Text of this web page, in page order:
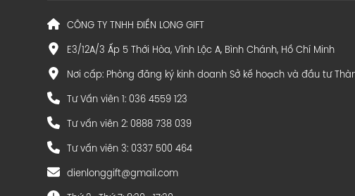
CÔNG TY TNHH ĐIỀN LONG GIFT
E3/12A/3 Ấp 5 Thới Hòa, Vĩnh Lộc A, Bình Chánh, Hồ Chí Minh
Nơi cấp: Phòng đăng ký kinh doanh Sở kế hoạch và đầu tư
Tư Vấn viên 1: 036 4559 123
Tư vấn viên 2: 0888 738 039
Tư vấn viên 3: 0337 500 464
dienlonggift@gmail.com